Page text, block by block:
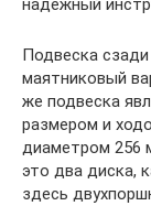
Подвеска
маятниковый
же подвеска
размером и
диаметром 256
это два диска,
здесь